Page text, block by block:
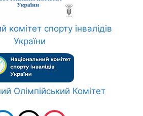
комітет спорту інвалідів
України
Олімпійський Комітет